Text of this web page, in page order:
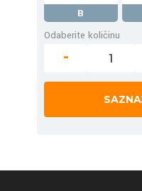
B
Odaberite količinu
-